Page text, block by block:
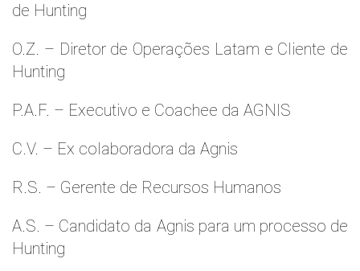
de Hunting
O.Z. – Diretor de Operações Latam e Cliente de
Hunting
P.A.F. – Executivo e Coachee da AGNIS
C.V. – Ex colaboradora da Agnis
R.S. – Gerente de Recursos Humanos
A.S. – Candidato da Agnis para um processo de
Hunting